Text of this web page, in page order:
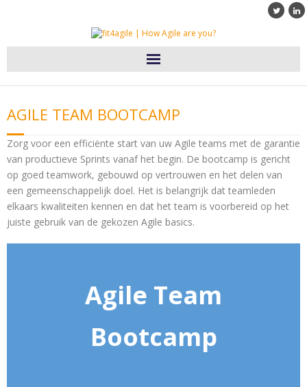
Home
Diensten
Klanten
Blog
Over fit4agile
AGILE TEAM BOOTCAMP
Zorg voor een efficiënte start van uw Agile teams met de garantie
van productieve Sprints vanaf het begin. De bootcamp is gericht
op goed teamwork, gebouwd op vertrouwen en het delen van
een gemeenschappelijk doel. Het is belangrijk dat teamleden
elkaars kwaliteiten kennen en dat het team is voorbereid op het
juiste gebruik van de gekozen Agile basics.
Agile Team
Bootcamp